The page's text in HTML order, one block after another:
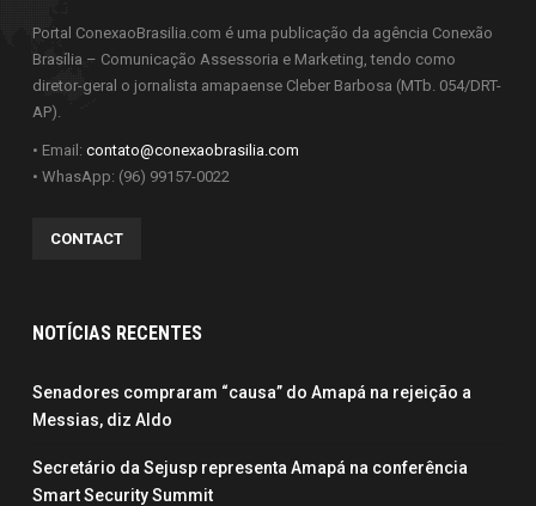
Portal ConexaoBrasilia.com é uma publicação da agência Conexão
Brasília – Comunicação Assessoria e Marketing, tendo como
diretor-geral o jornalista amapaense Cleber Barbosa (MTb. 054/DRT-
AP).
• Email: contato@conexaobrasilia.com
• WhasApp: (96) 99157-0022
CONTACT
NOTÍCIAS RECENTES
Senadores compraram “causa” do Amapá na rejeição a
Messias, diz Aldo
Secretário da Sejusp representa Amapá na conferência
Smart Security Summit